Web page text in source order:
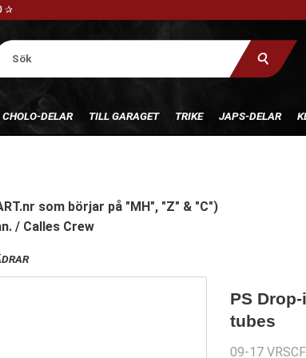
✰
CHOLO-DELAR TILL GARAGET TRIKE JAPS-DELAR
som börjar på "MH", "Z" & "C")
/ Calles Crew
PS
tubes
09-17